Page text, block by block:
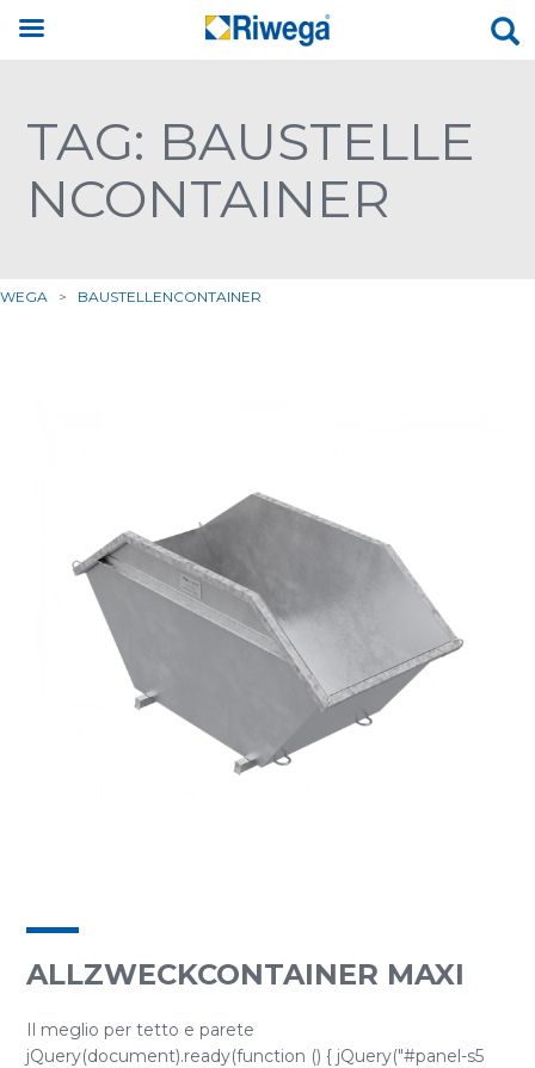
TAG: BAUSTELLE
NCONTAINER
> BAUSTELLENCONTAINER
ALLZWECKCONTAINER MAXI
Il meglio per tetto e parete
jQuery(document).ready(function () { jQuery("#panel-s5